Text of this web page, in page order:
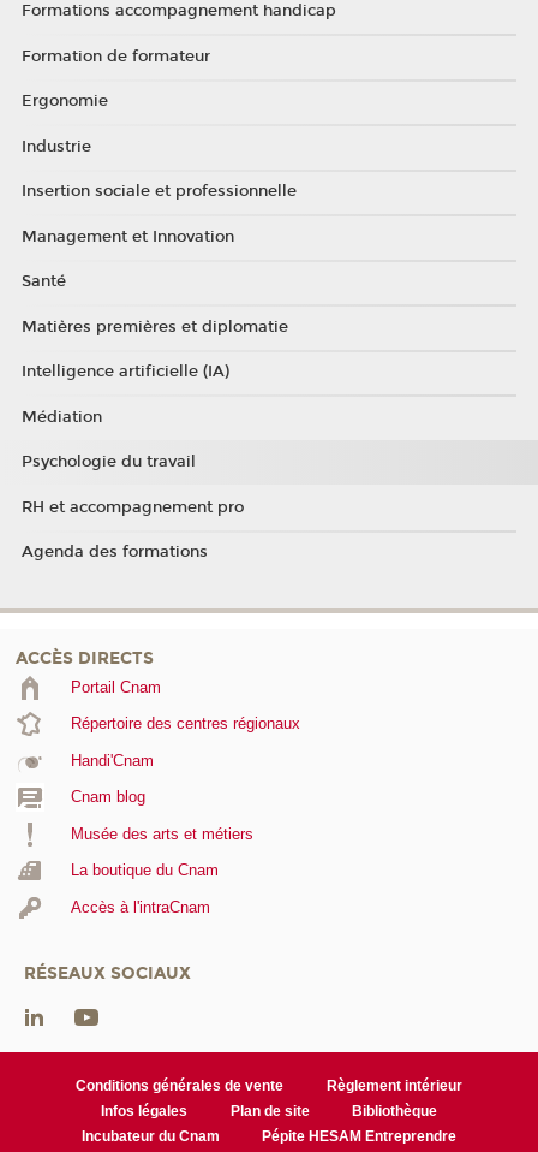
Formations accompagnement handicap
Formation de formateur
Ergonomie
Industrie
Insertion sociale et professionnelle
Management et Innovation
Santé
Matières premières et diplomatie
Intelligence artificielle (IA)
Médiation
Psychologie du travail
RH et accompagnement pro
Agenda des formations
ACCÈS DIRECTS
Portail Cnam
Répertoire des centres régionaux
Handi'Cnam
Cnam blog
Musée des arts et métiers
La boutique du Cnam
Accès à l'intraCnam
RÉSEAUX SOCIAUX
Conditions générales de vente
Règlement intérieur
Infos légales
Plan de site
Bibliothèque
Incubateur du Cnam
Pépite HESAM Entreprendre